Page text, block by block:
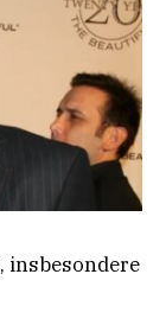
, insbesondere